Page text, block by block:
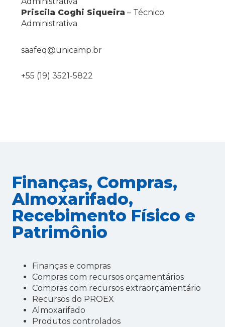
Priscila Coghi Siqueira – Técnico
Administrativa
saafeq@unicamp.br
+55 (19) 3521-5822
Finanças, Compras,
Almoxarifado,
Recebimento Físico e
Patrimônio
Finanças e compras
Compras com recursos orçamentários
Compras com recursos extraorçamentário
Recursos do PROEX
Almoxarifado
Produtos controlados